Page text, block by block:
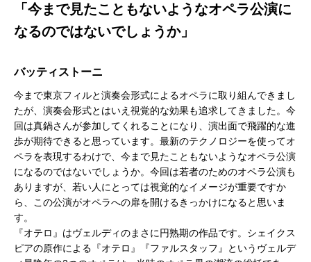
「今まで見たこともないようなオペラ公演に
なるのではないでしょうか」
バッティストーニ
今まで東京フィルと演奏会形式によるオペラに取り組んできまし
たが、演奏会形式とはいえ視覚的な効果も追求してきました。今
回は真鍋さんが参加してくれることになり、演出面で飛躍的な進
歩が期待できると思っています。最新のテクノロジーを使ってオ
ペラを表現するわけで、今まで見たこともないようなオペラ公演
になるのではないでしょうか。今回は若者のためのオペラ公演も
ありますが、若い人にとっては視覚的なイメージが重要ですか
ら、この公演がオペラへの扉を開けるきっかけになると思いま
す。
『オテロ』はヴェルディのまさに円熟期の作品です。シェイクス
ピアの原作による『オテロ』『ファルスタッフ』というヴェルデ